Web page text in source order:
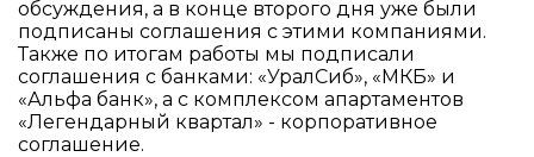
обсуждения, а в конце второго дня уже были
подписаны соглашения с этими компаниями.
Также по итогам работы мы подписали
соглашения с банками: «УралСиб», «МКБ» и
«Альфа банк», а с комплексом апартаментов
«Легендарный квартал» - корпоративное
соглашение.